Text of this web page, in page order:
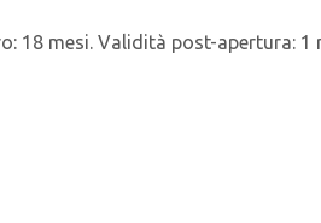
18 mesi. Validità post-apertura: 1